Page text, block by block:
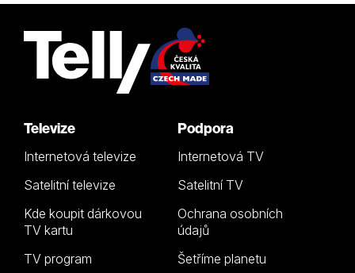
Televize
Internetová televize
Satelitní televize
Kde koupit dárkovou
TV kartu
TV program
Podpora
Internetová TV
Satelitní TV
Ochrana osobních
údajů
Šetříme planetu